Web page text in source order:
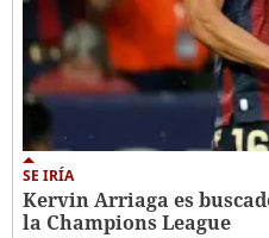
SE IRÍA
Kervin Arriaga es
la Champions League